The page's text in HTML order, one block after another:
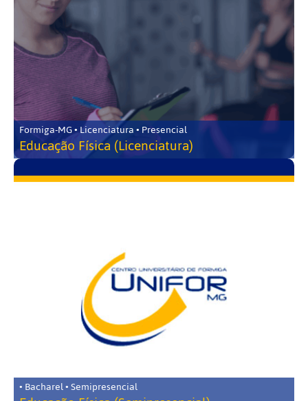
Formiga-MG • Licenciatura • Presencial
Educação Física (Licenciatura)
• Bacharel • Semipresencial